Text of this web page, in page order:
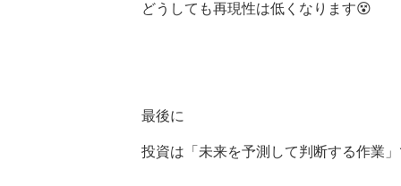
どうしても再現性は低くなります😵
最後に
投資は「未来を予測して判断する作業